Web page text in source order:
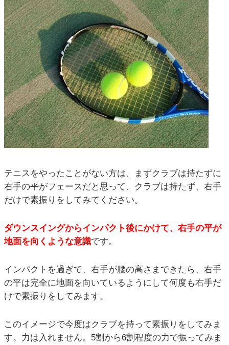
テニスをやったことがない方は、まずクラブは持たずに
右手の平がフェースだと思って、クラブは持たず、右手
だけで素振りをしてみてください。
ダウンスイングからインパクト後にかけて、右手の平が
地面を向くような意識です。
インパクトを過ぎて、右手が腰の高さまできたら、右手
の平は完全に地面を向いているようにして何度も右手だ
けで素振りをしてみます。
このイメージで今度はクラブを持って素振りをしてみま
す。力は入れません。5割から6割程度の力で振ってみま